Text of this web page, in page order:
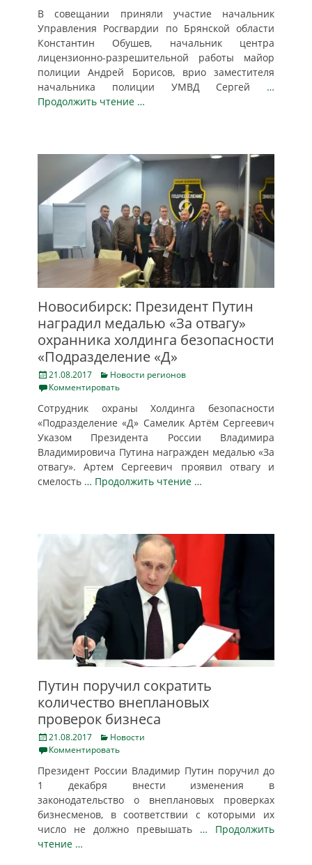
В совещании приняли участие начальник
Управления Росгвардии по Брянской области
Константин Обушев, начальник центра
лицензионно-разрешительной работы майор
полиции Андрей Борисов, врио заместителя
начальника полиции УМВД Сергей …
Продолжить чтение …
Новосибирск: Президент Путин
наградил медалью «За отвагу»
охранника холдинга безопасности
«Подразделение «Д»
Posted
on
21.08.2017 Categories
Новости регионов
Комментировать
Сотрудник охраны Холдинга безопасности
«Подразделение «Д» Самелик Артём Сергеевич
Указом Президента России Владимира
Владимировича Путина награжден медалью «За
отвагу». Артем Сергеевич проявил отвагу и
смелость … Продолжить чтение …
Путин поручил сократить
количество внеплановых
проверок бизнеса
Posted
on
21.08.2017 Categories
Новости
Комментировать
Президент России Владимир Путин поручил до
1 декабря внести изменения в
законодательство о внеплановых проверках
бизнесменов, в соответствии с которыми их
число не должно превышать … Продолжить
чтение …